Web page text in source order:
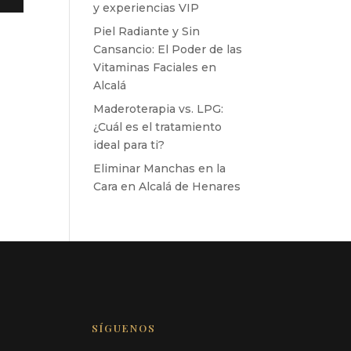
y experiencias VIP
Piel Radiante y Sin
Cansancio: El Poder de las
Vitaminas Faciales en
Alcalá
Maderoterapia vs. LPG:
¿Cuál es el tratamiento
ideal para ti?
Eliminar Manchas en la
Cara en Alcalá de Henares
SÍGUENOS